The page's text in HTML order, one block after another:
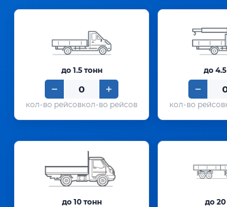
до 1.5 тонн
кол-во рейсов
до
до 10 тонн до